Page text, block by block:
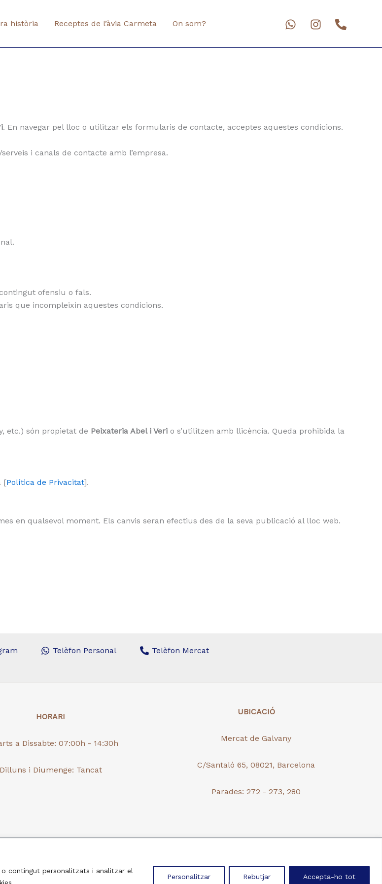
contingut personalitzats i analitzar el
Personalitzar Rebutjar Accepta-ho tot
història Receptes de l’àvia Carmeta On som?
. En navegar pel lloc o utilitzar els formularis de contacte, acceptes aquestes condicions.
i canals de contacte amb l’empresa.
ofensiu o fals.
que incompleixin aquestes condicions.
etc.) són propietat de Peixateria Abel i Veri o s’utilitzen amb llicència. Queda prohibida la
[Política de Privacitat].
en qualsevol moment. Els canvis seran efectius des de la seva publicació al lloc web.
Telèfon Personal Telèfon Mercat
HORARI
a Dissabte: 07:00h - 14:30h
Dilluns i Diumenge: Tancat
UBICACIÓ
Mercat de Galvany
C/Santaló 65, 08021, Barcelona
Parades: 272 - 273, 280